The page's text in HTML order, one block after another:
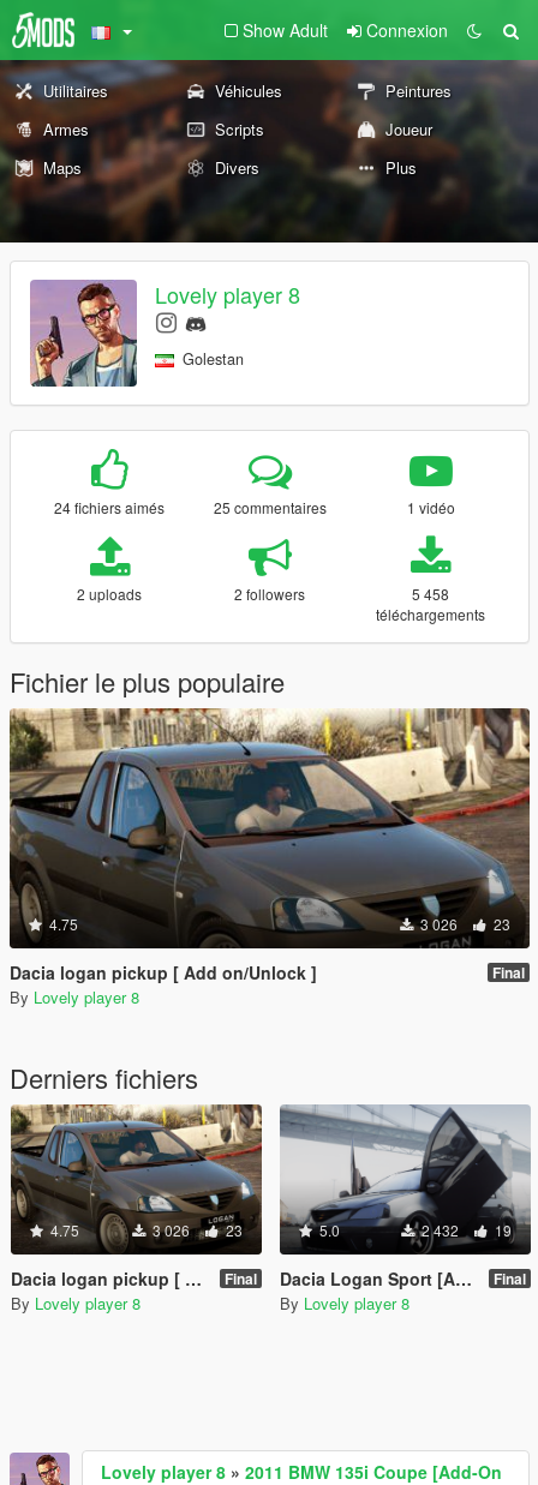
Show Adult Connexion
Utilitaires Véhicules
Peintures
Armes
Scripts
Joueur
Maps
Divers Plus
Lovely player 8
Golestan
24 fichiers aimés 25 commentaires 1 vidéo
2 uploads 2 followers
5 458
téléchargements
Fichier le plus populaire
4.75 3 026 23
Dacia logan pickup [ Add on/Unlock ] Final
By Lovely player 8
Derniers fichiers
4.75 3 026 23
Dacia logan pickup [ Add on/Unlock ] Final
By Lovely player 8
5.0 2 432 19
Dacia Logan Sport [Add-On | Unlocked] Final
By Lovely player 8
Lovely player 8 » 2011 BMW 135i Coupe [Add-On